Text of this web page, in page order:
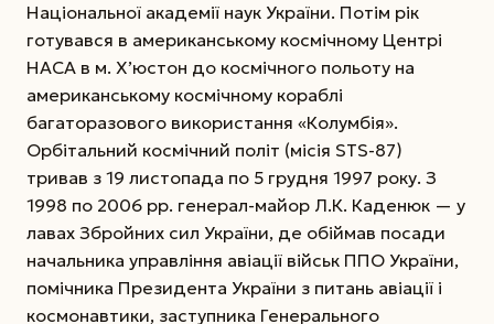
Національної академії наук України. Потім рік
готувався в американському космічному Центрі
НАСА в м. Х’юстон до космічного польоту на
американському космічному кораблі
багаторазового використання «Колумбія».
Орбітальний космічний політ (місія STS-87)
тривав з 19 листопада по 5 грудня 1997 року. З
1998 по 2006 рр. генерал-майор Л.К. Каденюк — у
лавах Збройних сил України, де обіймав посади
начальника управління авіації військ ППО України,
помічника Президента України з питань авіації і
космонавтики, заступника Генерального